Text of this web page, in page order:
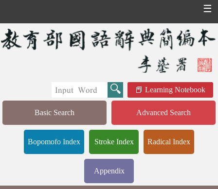
☰
Learning Notebook
Basic Search Advanced Search
Bopomofo Index Stroke Index Radical Index
Appendix